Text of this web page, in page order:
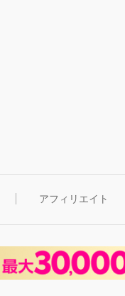
アフィリエイト